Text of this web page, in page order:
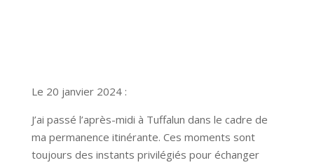
Le 20 janvier 2024 :
J’ai passé l’après-midi à Tuffalun dans le cadre de
ma permanence itinérante. Ces moments sont
toujours des instants privilégiés pour échanger